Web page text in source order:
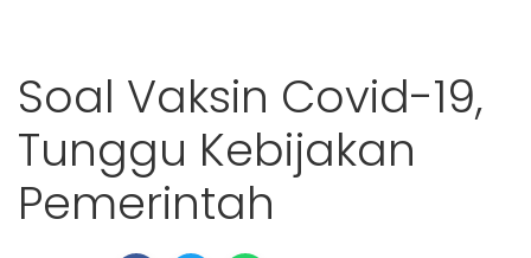
Soal Vaksin Covid-19,
Tunggu Kebijakan
Pemerintah